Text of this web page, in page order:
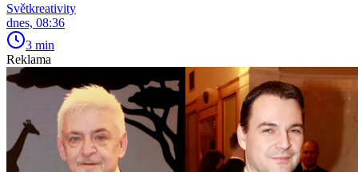
Světkreativity
dnes, 08:36
3 min
Reklama